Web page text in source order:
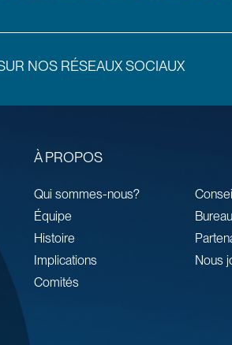
NOS RÉSEAUX SOCIAUX
À PROPOS
Qui sommes-nous?
Équipe
Histoire
Implications
Comités
Nous